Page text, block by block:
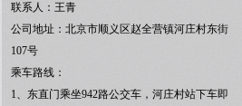
联系人：王青
公司地址：北京市顺义区赵全营镇河庄村东街
107号
乘车路线：
1、东直门乘坐942路公交车，河庄村站下车即